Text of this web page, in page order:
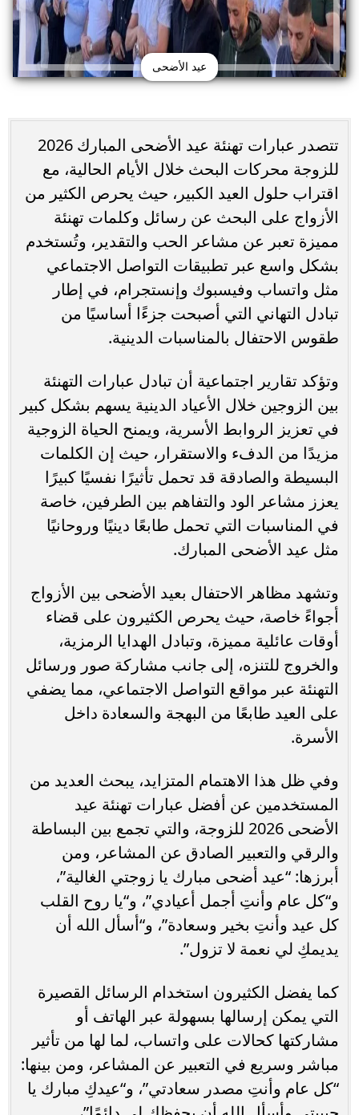
عيد الأضحى
تتصدر عبارات تهنئة عيد الأضحى المبارك 2026
للزوجة محركات البحث خلال الأيام الحالية، مع
اقتراب حلول العيد الكبير، حيث يحرص الكثير من
الأزواج على البحث عن رسائل وكلمات تهنئة
مميزة تعبر عن مشاعر الحب والتقدير، وتُستخدم
بشكل واسع عبر تطبيقات التواصل الاجتماعي
مثل واتساب وفيسبوك وإنستجرام، في إطار
تبادل التهاني التي أصبحت جزءًا أساسيًا من
طقوس الاحتفال بالمناسبات الدينية.
وتؤكد تقارير اجتماعية أن تبادل عبارات التهنئة
بين الزوجين خلال الأعياد الدينية يسهم بشكل كبير
في تعزيز الروابط الأسرية، ويمنح الحياة الزوجية
مزيدًا من الدفء والاستقرار، حيث إن الكلمات
البسيطة والصادقة قد تحمل تأثيرًا نفسيًا كبيرًا
يعزز مشاعر الود والتفاهم بين الطرفين، خاصة
في المناسبات التي تحمل طابعًا دينيًا وروحانيًا
مثل عيد الأضحى المبارك.
وتشهد مظاهر الاحتفال بعيد الأضحى بين الأزواج
أجواءً خاصة، حيث يحرص الكثيرون على قضاء
أوقات عائلية مميزة، وتبادل الهدايا الرمزية،
والخروج للتنزه، إلى جانب مشاركة صور ورسائل
التهنئة عبر مواقع التواصل الاجتماعي، مما يضفي
على العيد طابعًا من البهجة والسعادة داخل
الأسرة.
وفي ظل هذا الاهتمام المتزايد، يبحث العديد من
المستخدمين عن أفضل عبارات تهنئة عيد
الأضحى 2026 للزوجة، والتي تجمع بين البساطة
والرقي والتعبير الصادق عن المشاعر، ومن
أبرزها: “عيد أضحى مبارك يا زوجتي الغالية”،
و“كل عام وأنتِ أجمل أعيادي”، و“يا روح القلب
كل عيد وأنتِ بخير وسعادة”، و“أسأل الله أن
يديمكِ لي نعمة لا تزول”.
كما يفضل الكثيرون استخدام الرسائل القصيرة
التي يمكن إرسالها بسهولة عبر الهاتف أو
مشاركتها كحالات على واتساب، لما لها من تأثير
مباشر وسريع في التعبير عن المشاعر، ومن بينها:
“كل عام وأنتِ مصدر سعادتي”، و“عيدكِ مبارك يا